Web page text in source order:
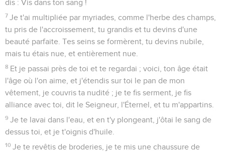
dis : Vis dans ton sang !
7 Je t'ai multipliée par myriades, comme l'herbe des champs,
tu pris de l'accroissement, tu grandis et tu devins d'une
beauté parfaite. Tes seins se formèrent, tu devins nubile,
mais tu étais nue, et entièrement nue.
8 Et je passai près de toi et te regardai ; voici, ton âge était
l'âge où l'on aime, et j'étendis sur toi le pan de mon
vêtement, je couvris ta nudité ; je te fis serment, je fis
alliance avec toi, dit le Seigneur, l'Éternel, et tu m'appartins.
9 Je te lavai dans l'eau, et en t'y plongeant, j'ôtai le sang de
dessus toi, et je t'oignis d'huile.
10 Je te revêtis de broderies, je te mis une chaussure de